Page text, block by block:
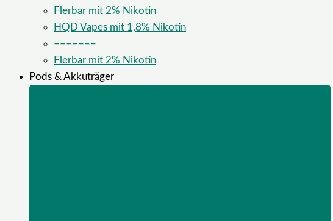
Flerbar mit 2% Nikotin
HQD Vapes mit 1,8% Nikotin
–––––––
Flerbar mit 2% Nikotin
Pods & Akkuträger